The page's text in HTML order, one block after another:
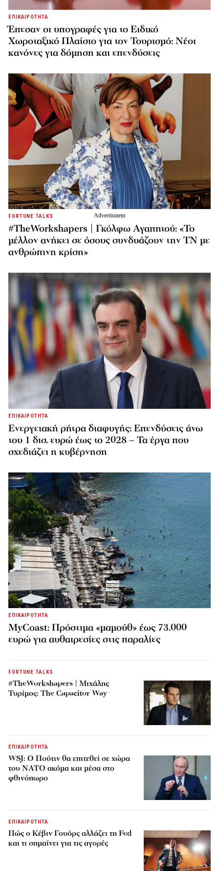
ΕΠΙΚΑΙΡΟΤΗΤΑ
Έπεσαν οι υπογραφές για το Ειδικό
Χωροταξικό Πλαίσιο για τον Τουρισμό: Νέοι
κανόνες για δόμηση και επενδύσεις
FORTUNE TALKS
#TheWorkshapers | Γκόλφω Αγαπητού: «Το
μέλλον ανήκει σε όσους συνδυάζουν την ΤΝ με
ανθρώπινη κρίση»
ΕΠΙΚΑΙΡΟΤΗΤΑ
Ενεργειακή ρήτρα διαφυγής: Επενδύσεις άνω
του 1 δισ. ευρώ έως το 2028 – Τα έργα που
σχεδιάζει η κυβέρνηση
ΕΠΙΚΑΙΡΟΤΗΤΑ
MyCoast: Πρόστιμα «μαμούθ» έως 73.000
ευρώ για αυθαιρεσίες στις παραλίες
FORTUNE TALKS
#TheWorkshapers | Μιχάλης
Τυρίμος: The Capacitor Way
ΕΠΙΚΑΙΡΟΤΗΤΑ
WSJ: Ο Πούτιν θα επιτεθεί σε χώρα
του ΝΑΤΟ ακόμα και μέσα στο
φθινόπωρο
ΕΠΙΚΑΙΡΟΤΗΤΑ
Πώς ο Κέβιν Γουόρς αλλάζει τη Fed
και τι σημαίνει για τις αγορές